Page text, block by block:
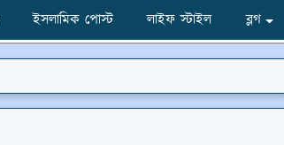
ইসলামিক পোস্ট লাইফ স্টাইল ব্লগ